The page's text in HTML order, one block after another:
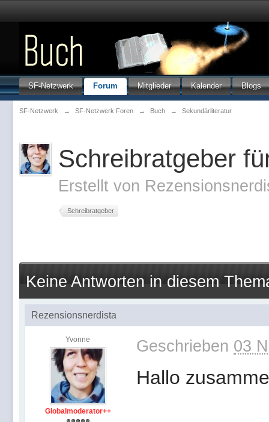
SF-Netzwerk Forum Mitglieder Kalender Blogs
SF-Netzwerk → SF-Netzwerk Foren → Buch → Sekundärliteratur
Schreibratgeber
Erstellt von
Schreibratgeber
Keine Antworten in diesem
Rezensionsnerdista
Yvonne
Globalmoderator++
Geschrieben 03
Hallo